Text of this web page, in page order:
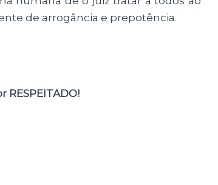
de arrogância e prepotência.
RESPEITADO!